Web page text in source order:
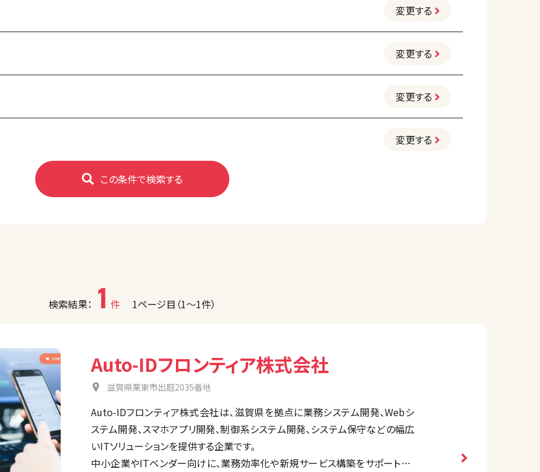
変更する
変更する
変更する
変更する
この条件で検索する
検索結果： 1 件 1ページ目（1〜1件）
Auto-IDフロンティア株式会社
滋賀県栗東市出庭2035番地
Auto-IDフロンティア株式会社は、滋賀県を拠点に業務システム開発、Webシ
ステム開発、スマホアプリ開発、制御系システム開発、システム保守などの幅広
いITソリューションを提供する企業です。
中小企業やITベンダー向けに、業務効率化や新規サービス構築をサポートし、